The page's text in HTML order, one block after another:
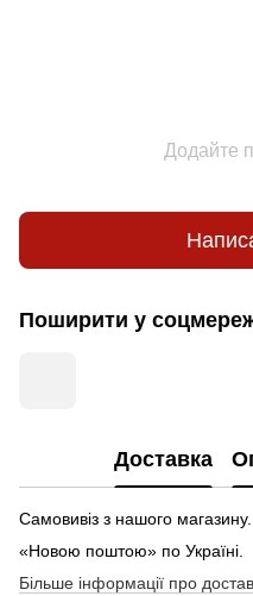
Додайте
Поширити у
Доставка
Самовивіз з нашого магазину.
«Новою поштою» по Україні.
Більше інформації про